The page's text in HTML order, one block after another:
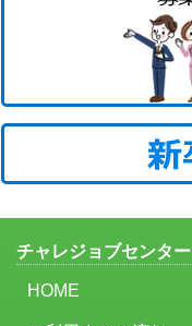
チャレジョブセンター
HOME